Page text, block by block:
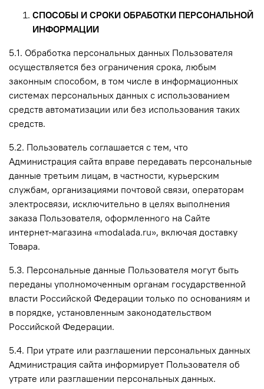
СПОСОБЫ И СРОКИ ОБРАБОТКИ ПЕРСОНАЛЬНОЙ
ИНФОРМАЦИИ
5.1. Обработка персональных данных Пользователя
осуществляется без ограничения срока, любым
законным способом, в том числе в информационных
системах персональных данных с использованием
средств автоматизации или без использования таких
средств.
5.2. Пользователь соглашается с тем, что
Администрация сайта вправе передавать персональные
данные третьим лицам, в частности, курьерским
службам, организациями почтовой связи, операторам
электросвязи, исключительно в целях выполнения
заказа Пользователя, оформленного на Сайте
интернет-магазина «modalada.ru», включая доставку
Товара.
5.3. Персональные данные Пользователя могут быть
переданы уполномоченным органам государственной
власти Российской Федерации только по основаниям и
в порядке, установленным законодательством
Российской Федерации.
5.4. При утрате или разглашении персональных данных
Администрация сайта информирует Пользователя об
утрате или разглашении персональных данных.